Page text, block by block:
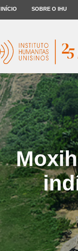
INÍCIO SOBRE O IHU